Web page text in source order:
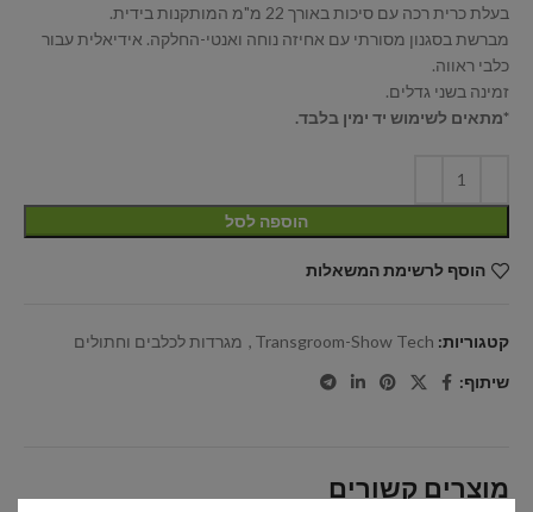
בעלת כרית רכה עם סיכות באורך 22 מ"מ המותקנות בידית.
מברשת בסגנון מסורתי עם אחיזה נוחה ואנטי-החלקה. אידיאלית עבור
כלבי ראווה.
זמינה בשני גדלים.
*מתאים לשימוש יד ימין בלבד.
הוספה לסל
הוסף לרשימת המשאלות
קטגוריות: Transgroom-Show Tech
, מגרדות לכלבים וחתולים
שיתוף:
מוצרים קשורים